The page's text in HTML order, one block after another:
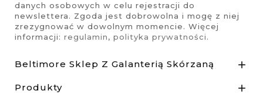
danych osobowych w celu rejestracji do
newslettera. Zgoda jest dobrowolna i mogę z niej
zrezygnować w dowolnym momencie. Więcej
informacji: regulamin, polityka prywatności.
Beltimore Sklep Z Galanterią Skórzaną 
Produkty 